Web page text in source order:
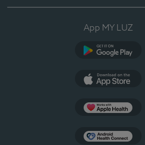
App MY LUZ